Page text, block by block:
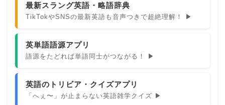
最新スラング英語・略語辞典
TikTokやSNSの最新英語も音声つきで超絶理解！ ▶
英単語語源アプリ
語源をたどれば単語同士がつながる！ ▶
英語のトリビア・クイズアプリ
「へぇ〜」が止まらない英語雑学クイズ ▶